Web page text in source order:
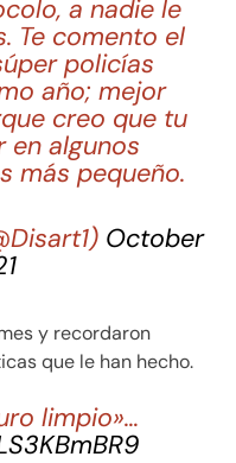
a nadie le
Te comento el
policías
año; mejor
creo que tu
en algunos
más pequeño.
October
y recordaron
que le han hecho.
limpio»…